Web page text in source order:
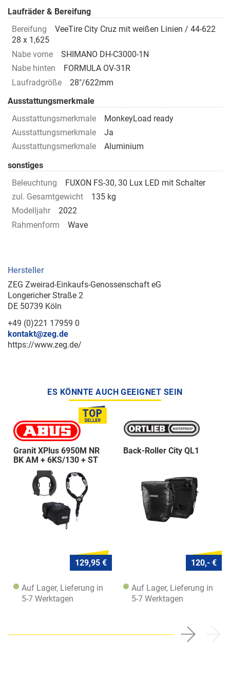
Laufräder & Bereifung
Bereifung
VeeTire City Cruz mit weißen Linien / 44-622
28 x 1,625
Nabe vorne
SHIMANO DH-C3000-1N
Nabe hinten
FORMULA OV-31R
Laufradgröße
28"/622mm
Ausstattungsmerkmale
Ausstattungsmerkmale
MonkeyLoad ready
Ausstattungsmerkmale
Ja
Ausstattungsmerkmale
Aluminium
sonstiges
Beleuchtung
FUXON FS-30, 30 Lux LED mit Schalter
zul. Gesamtgewicht
135 kg
Modelljahr
2022
Rahmenform
Wave
Hersteller
ZEG Zweirad-Einkaufs-Genossenschaft eG
Longericher Straße 2
DE 50739 Köln
+49 (0)221 17959 0
kontakt@zeg.de
https://www.zeg.de/
ES KÖNNTE AUCH GEEIGNET SEIN
Granit XPlus 6950M NR
BK AM + 6KS/130 + ST
129,95 €
Auf Lager, Lieferung in
5-7 Werktagen
Back-Roller City QL1
120,- €
Auf Lager, Lieferung in
5-7 Werktagen